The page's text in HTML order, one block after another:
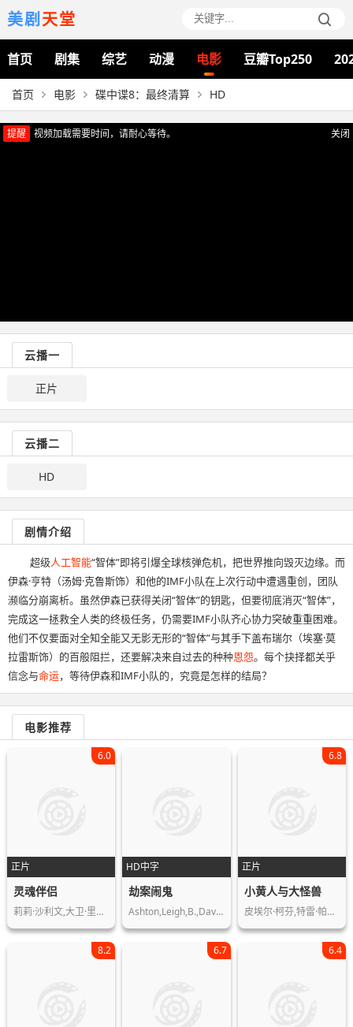
美剧天堂
首页 剧集 综艺 动漫 电影 豆瓣Top250
首页 电影 碟中谍8：最终清算 HD
关闭
提醒
视频加载需要时间，请耐心等待。
云播一
正片
云播二
HD
剧情介绍
超级人工智能“智体”即将引爆全球核弹危机，把世界推向毁灭边缘。而
伊森·亨特（汤姆·克鲁斯饰）和他的IMF小队在上次行动中遭遇重创，团队
濒临分崩离析。虽然伊森已获得关闭“智体”的钥匙，但要彻底消灭“智体”，
完成这一拯救全人类的终极任务，仍需要IMF小队齐心协力突破重重困难。
他们不仅要面对全知全能又无影无形的“智体”与其手下盖布瑞尔（埃塞·莫
拉雷斯饰）的百般阻拦，还要解决来自过去的种种恩怨。每个抉择都关乎
信念与命运，等待伊森和IMF小队的，究竟是怎样的结局？
电影推荐
正片
6.0
灵魂伴侣
莉莉·沙利文,大卫·里达尔,克劳迪娅·…
HD中字
劫案闹鬼
Ashton,Leigh,B.,Dave,Walters,Nick,Mc…
正片
6.8
小黄人与大怪兽
皮埃尔·柯芬,特雷·帕克,克里斯托弗·…
8.2 6.7 6.4